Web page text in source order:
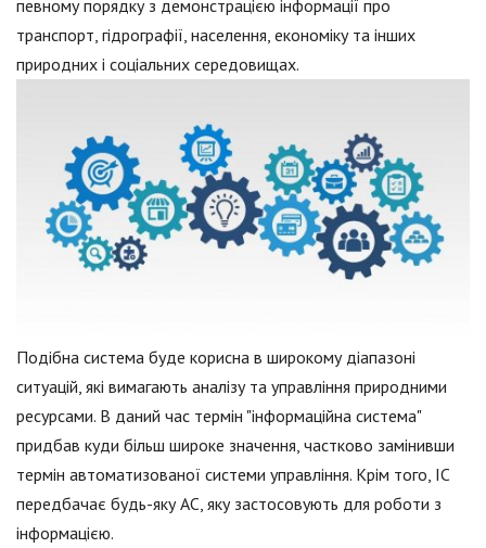
певному порядку з демонстрацією інформації про
транспорт, гідрографії, населення, економіку та інших
природних і соціальних середовищах.
Подібна система буде корисна в широкому діапазоні
ситуацій, які вимагають аналізу та управління природними
ресурсами. В даний час термін "інформаційна система"
придбав куди більш широке значення, частково замінивши
термін автоматизованої системи управління. Крім того, ІС
передбачає будь-яку АС, яку застосовують для роботи з
інформацією.